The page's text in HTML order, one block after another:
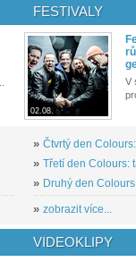
FESTIVALY
02.08.
V
» Čtvrtý den
» Třetí den Colours:
» Druhý den
» zobrazit více...
VIDEOKLIPY